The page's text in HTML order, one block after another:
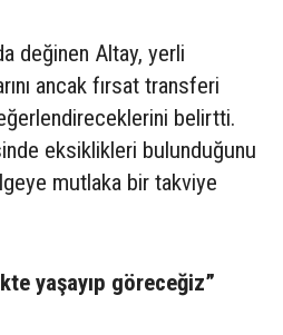
değinen Altay, yerli
ancak fırsat transferi
belirtti.
eksiklikleri bulunduğunu
mutlaka bir takviye
yaşayıp göreceğiz”